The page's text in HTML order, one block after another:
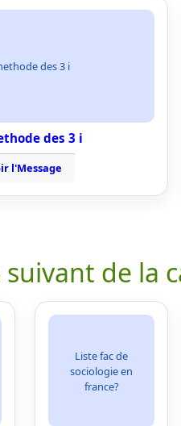
des 3 i
des 3 i
l'Message
suivant de la
Liste fac de
sociologie en
france?